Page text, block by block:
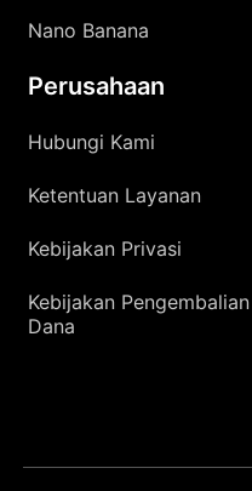
Nano Banana
Perusahaan
Hubungi Kami
Ketentuan Layanan
Kebijakan Privasi
Kebijakan Pengembalian
Dana